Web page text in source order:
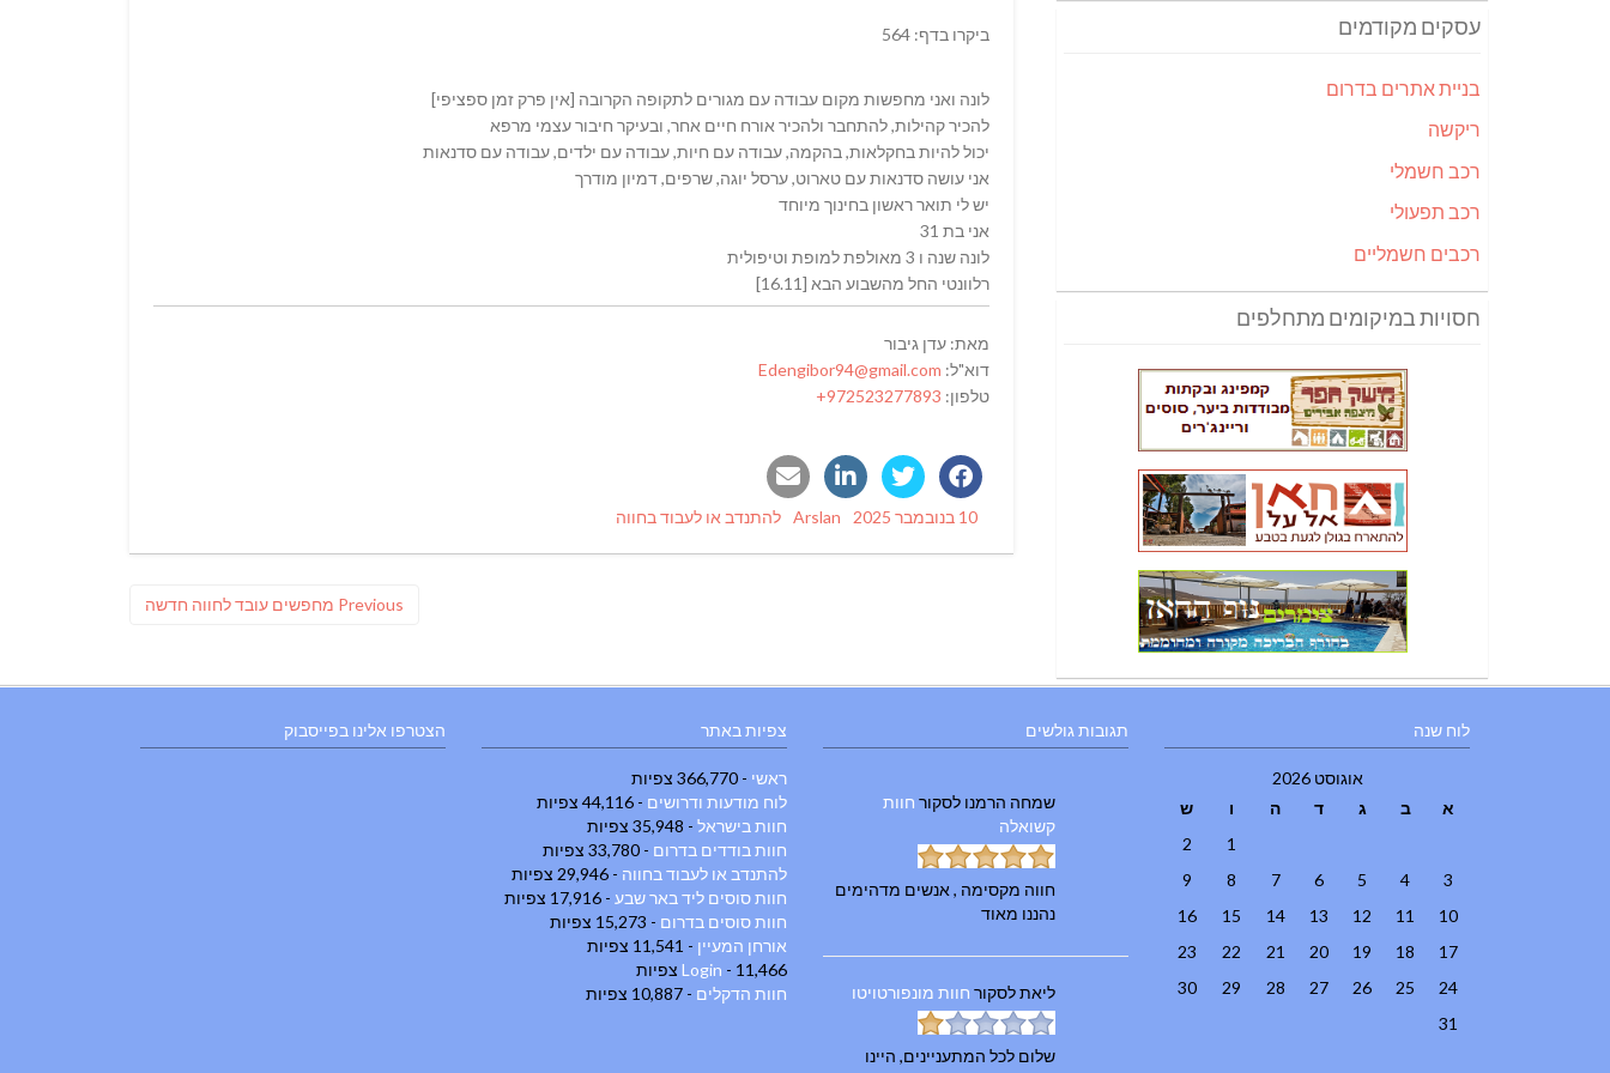
ביקרו בדף: 564
לונה ואני מחפשות מקום עבודה עם מגורים לתקופה הקרובה [אין פרק זמן ספציפי]
להכיר קהילות, להתחבר ולהכיר אורח חיים אחר, ובעיקר חיבור עצמי מרפא
יכול להיות בחקלאות, בהקמה, עבודה עם חיות, עבודה עם ילדים, עבודה עם סדנאות
אני עושה סדנאות עם טארוט, ערסל יוגה, שרפים, דמיון מודרך
יש לי תואר ראשון בחינוך מיוחד
אני בת 31
לונה שנה ו 3 מאולפת למופת וטיפולית
רלוונטי החל מהשבוע הבא [16.11]
מאת: עדן גיבור
דוא"ל: Edengibor94@gmail.com
טלפון: 972523277893+
Posted
10 בנובמבר 2025 Author
Arslan
Categories
להתנדב או לעבוד בחווה
Previous
Previous
מחפשים עובד לחווה חדשה
עסקים מקודמים
בניית אתרים בדרום
ריקשה
רכב חשמלי
רכב תפעולי
רכבים חשמליים
חסויות במיקומים מתחלפים
הצטרפו אלינו בפייסבוק צפיות באתר
ראשי - 366,770 צפיות
לוח מודעות ודרושים - 44,116 צפיות
חוות בישראל - 35,948 צפיות
חוות בודדים בדרום - 33,780 צפיות
להתנדב או לעבוד בחווה - 29,946 צפיות
חוות סוסים ליד באר שבע - 17,916 צפיות
חוות סוסים בדרום - 15,273 צפיות
אורחן המעיין - 11,541 צפיות
Login - 11,466 צפיות
חוות הדקלים - 10,887 צפיות
תגובות גולשים
שמחה הרמנו לסקור חוות
קשואלה
חווה מקסימה , אנשים מדהימים
נהננו מאוד
ליאתלסקור חוות מונפורטויטו
שלום לכל המתעניינים, היינו
לוח שנה
אוגוסט 2026
א
ב ג ד ה ו
ש
1
2
3
4
5
6
7
8
9
10
11
12
13
14
15
16
17
18
19
20
21
22
23
24
25
26
27
28
29
30
31